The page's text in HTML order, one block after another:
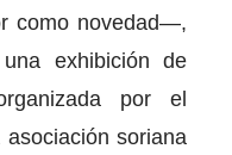
como novedad—,
exhibición de
por el
soriana